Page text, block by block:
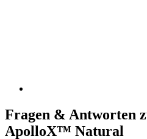
Fragen & Antworten
ApolloX™ Natural